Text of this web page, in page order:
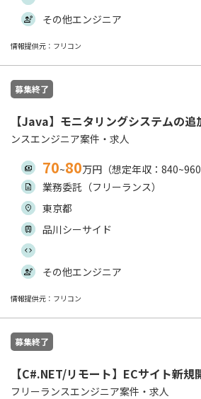
その他エンジニア
情報提供元：フリコン
募集終了
【Java】モニタリングシステムの追
ンスエンジニア案件・求人
70~80万円（想定年収：840~960
業務委託（フリーランス）
東京都
品川シーサイド
その他エンジニア
情報提供元：フリコン
募集終了
【C#.NET/リモート】ECサイト新
フリーランスエンジニア案件・求人